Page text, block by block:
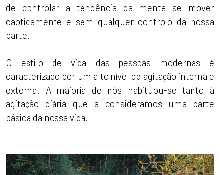
de controlar a tendência da mente se mover
caoticamente e sem qualquer controlo da nossa
parte.
O estilo de vida das pessoas modernas é
caracterizado por um alto nível de agitação interna e
externa. A maioria de nós habituou-se tanto à
agitação diária que a consideramos uma parte
básica da nossa vida!